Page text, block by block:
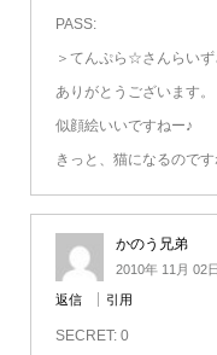
PASS:
＞てんぷら☆さんらいず
ありがとうございます。
似顔絵いいですねー♪
きっと、猫になるので
かのう兄弟
2010年 11月 02日
返信 引用
SECRET: 0